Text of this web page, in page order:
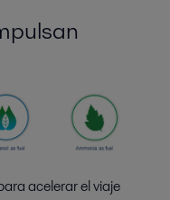
acelerar el viaje